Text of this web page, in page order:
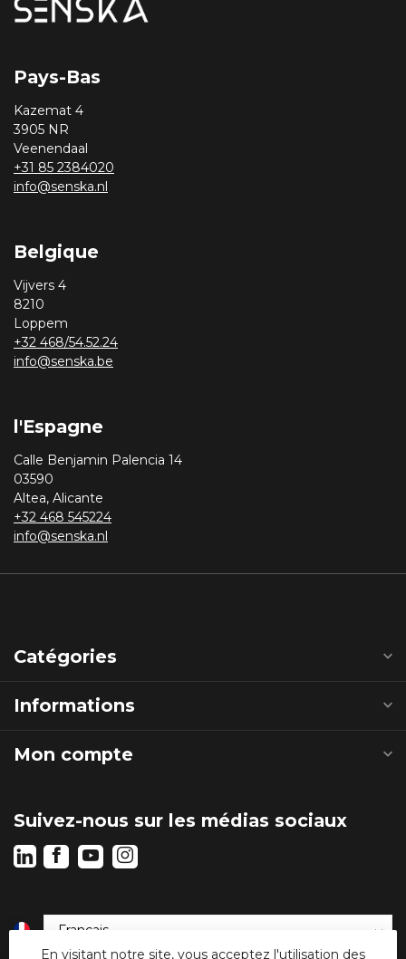
Pays-Bas
Kazemat 4
3905 NR
Veenendaal
+31 85 2384020
info@senska.nl
Belgique
Vijvers 4
8210
Loppem
+32 468/54.52.24
info@senska.be
l'Espagne
Calle Benjamin Palencia 14
03590
Altea, Alicante
+32 468 545224
info@senska.nl
Catégories
Informations
Mon compte
Suivez-nous sur les médias sociaux
En visitant notre site, vous acceptez l'utilisation des